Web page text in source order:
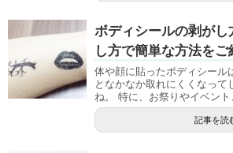
ボディシールの剥がし
し方で簡単な方法をご
体や顔に貼ったボディシール
となかなか取れにくくなって
ね。 特に、お祭りやイベン
記事を読